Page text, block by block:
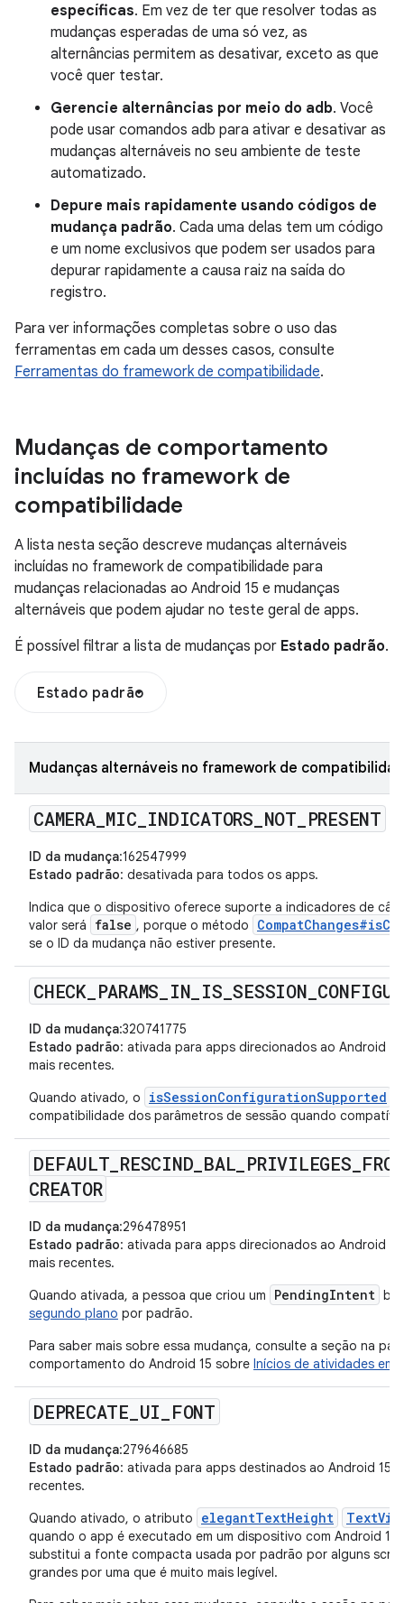
específicas. Em vez de ter que resolver todas as
mudanças esperadas de uma só vez, as
alternâncias permitem as desativar, exceto as que
você quer testar.
Gerencie alternâncias por meio do adb. Você
pode usar comandos adb para ativar e desativar as
mudanças alternáveis no seu ambiente de teste
automatizado.
Depure mais rapidamente usando códigos de
mudança padrão. Cada uma delas tem um código
e um nome exclusivos que podem ser usados para
depurar rapidamente a causa raiz na saída do
registro.
Para ver informações completas sobre o uso das
ferramentas em cada um desses casos, consulte
Ferramentas do framework de compatibilidade.
Mudanças de comportamento
incluídas no framework de
compatibilidade
A lista nesta seção descreve mudanças alternáveis
incluídas no framework de compatibilidade para
mudanças relacionadas ao Android 15 e mudanças
alternáveis que podem ajudar no teste geral de apps.
É possível filtrar a lista de mudanças por Estado padrão.
Estado padrão
Mudanças alternáveis no framework de
CAMERA_ MIC INDICATORS NOT PRESENT
ID da mudança:162547999
Estado padrão: desativada para todos os apps.
Indica que o dispositivo oferece suporte a indicadores de
valor será
false , porque o método
se o ID da mudança não estiver presente.
CHECK PARAMS IN IS _SESSION
ID da mudança:320741775
Estado padrão: ativada para apps direcionados ao Android
mais recentes.
Quando ativado, o
isSessionConfigurationSupported
compatibilidade dos parâmetros de sessão quando
DEFAULT RESCIND BAL PRIVILEGES FROM
CREATOR
ID da mudança:296478951
Estado padrão: ativada para apps direcionados ao Android
mais recentes.
Quando ativada, a pessoa que criou um
PendingIntent
segundo plano por padrão.
Para saber mais sobre essa mudança, consulte a seção na
comportamento do Android 15 sobre Inícios de atividades em
DEPRECATE UI FONT
ID da mudança:279646685
Estado padrão: ativada para apps destinados ao Android 15
recentes.
Quando ativado, o atributo
elegantTextHeight
quando o app é executado em um dispositivo com Android 15
substitui a fonte compacta usada por padrão por alguns
grandes por uma que é muito mais legível.